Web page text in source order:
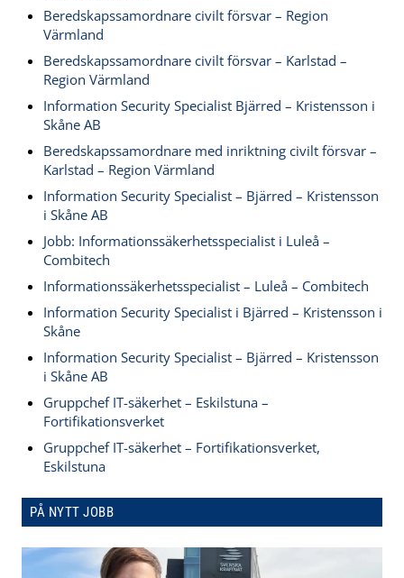
Beredskapssamordnare civilt försvar – Region
Värmland
Beredskapssamordnare civilt försvar – Karlstad –
Region Värmland
Information Security Specialist Bjärred – Kristensson i
Skåne AB
Beredskapssamordnare med inriktning civilt försvar –
Karlstad – Region Värmland
Information Security Specialist – Bjärred – Kristensson
i Skåne AB
Jobb: Informationssäkerhetsspecialist i Luleå –
Combitech
Informationssäkerhetsspecialist – Luleå – Combitech
Information Security Specialist i Bjärred – Kristensson i
Skåne
Information Security Specialist – Bjärred – Kristensson
i Skåne AB
Gruppchef IT-säkerhet – Eskilstuna –
Fortifikationsverket
Gruppchef IT-säkerhet – Fortifikationsverket,
Eskilstuna
PÅ NYTT JOBB